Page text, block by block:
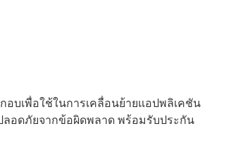
อบเพื่อใช้ในการเคลื่อนย้ายแอปพลิเคชัน
ลอดภัยจากข้อผิดพลาด พร้อมรับประกัน